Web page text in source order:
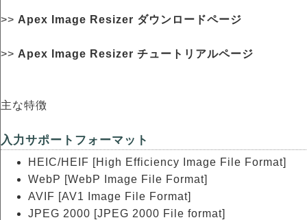
>> Apex Image Resizer ダウンロードページ
>> Apex Image Resizer チュートリアルページ
主な特徴
入力サポートフォーマット
HEIC/HEIF [High Efficiency Image File Format]
WebP [WebP Image File Format]
AVIF [AV1 Image File Format]
JPEG 2000 [JPEG 2000 File format]